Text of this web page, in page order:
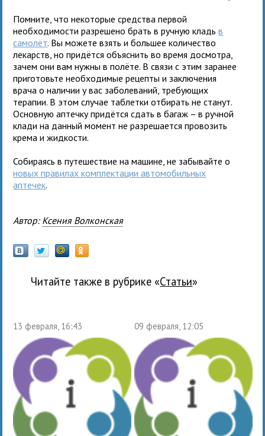
Помните, что некоторые средства первой
необходимости разрешено брать в ручную кладьв
самолёт. Вы можете взять и большее количество
лекарств, но придётся объяснить во время досмотра,
зачем они вам нужны в полёте. В связи с этим заранее
приготовьте необходимые рецепты и заключения
врача о наличии у вас заболеваний, требующих
терапии. В этом случае таблетки отбирать не станут.
Основную аптечку придётся сдать в багаж – в ручной
клади на данный момент не разрешается провозить
крема и жидкости.
Собираясь в путешествие на машине, не забывайте о
новых правилах комплектации автомобильных
аптечек.
Автор: Ксения Волконская
Читайте также в рубрике « Статьи»
13 февраля, 16:43 09 февраля, 12:05